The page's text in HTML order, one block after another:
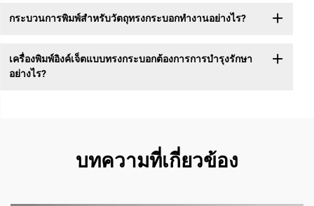
กระบวนการพิมพ์สำหรับวัตถุทรงกระบอกทำงานอย่างไร?
เครื่องพิมพ์อิงค์เจ็ตแบบทรงกระบอกต้องการการบำรุงรักษา
อย่างไร?
บทความที่เกี่ยวข้อง